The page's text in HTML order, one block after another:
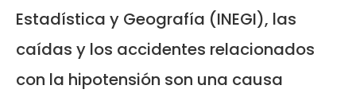
Estadística y Geografía (INEGI), las
caídas y los accidentes relacionados
con la hipotensión son una causa